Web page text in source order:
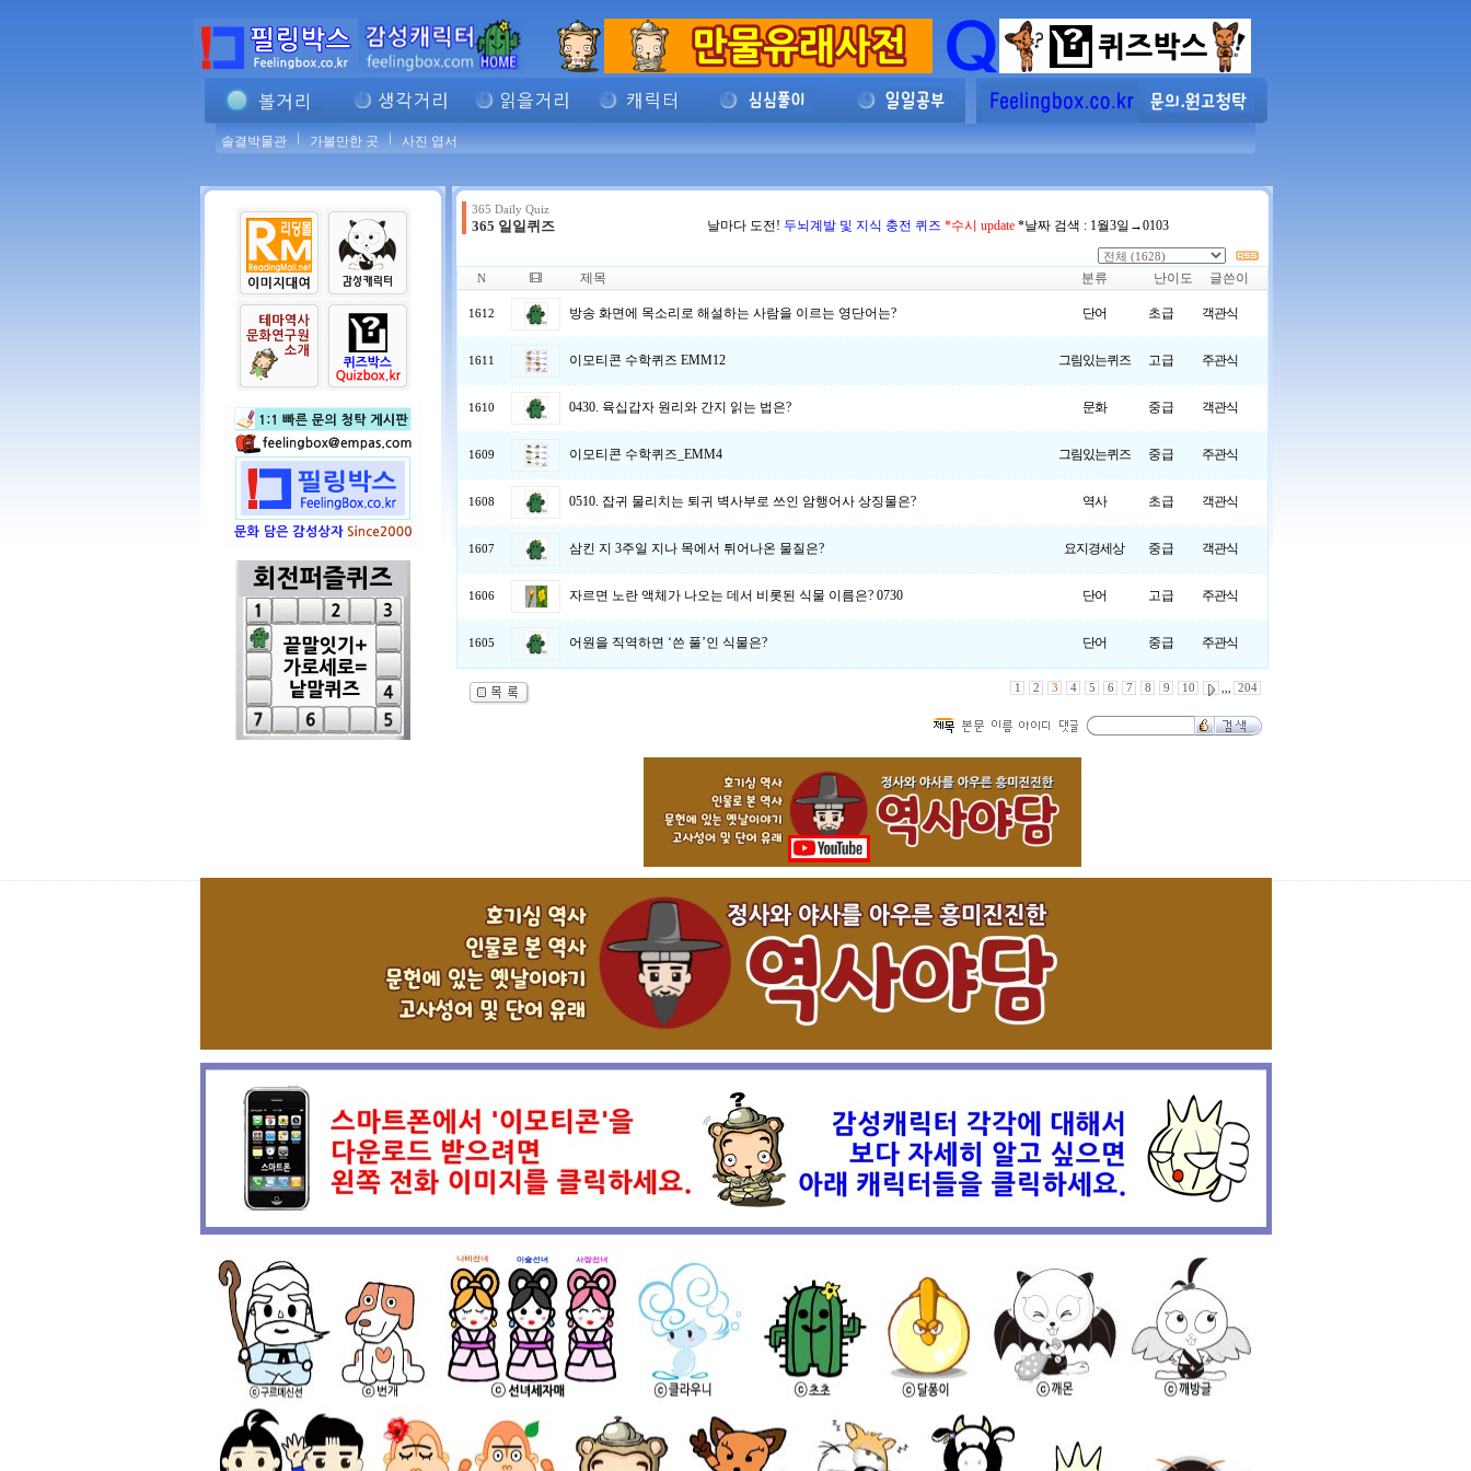
솔결박물관 가볼만한 곳 사진 엽서
365 Daily Quiz
365 일일퀴즈 날마다 도전! 두뇌계발 및 지식 충전 퀴즈 *수시 update *날짜 검색 : 1월3일→0103
N 제목 분류 난이도 글쓴이
1612 방송 화면에 목소리로 해설하는 사람을 이르는 영단어는? 단어 초급 객관식
1611 이모티콘 수학퀴즈 EMM12 그림있는퀴즈 고급 주관식
1610 0430. 육십갑자 원리와 간지 읽는 법은? 문화 중급 객관식
1609 이모티콘 수학퀴즈_EMM4 그림있는퀴즈 중급 주관식
1608 0510. 잡귀 물리치는 퇴귀 벽사부로 쓰인 암행어사 상징물은? 역사 초급 객관식
1607 삼킨 지 3주일 지나 목에서 튀어나온 물질은? 요지경세상 중급 객관식
1606 자르면 노란 액체가 나오는 데서 비롯된 식물 이름은? 0730 단어 고급 주관식
1605 어원을 직역하면 ‘쓴 풀’인 식물은? 단어 중급 주관식
1 2 3 4 5 6 7 8 9 10 ,,, 204